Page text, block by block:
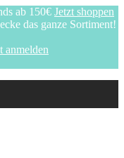
ab 150€ Jetzt shoppen
das ganze Sortiment!
anmelden